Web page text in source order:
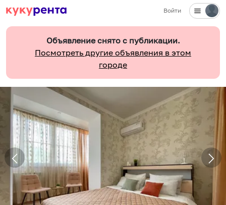
Войти
Объявление снято с публикации.
Посмотреть другие объявления в этом
городе